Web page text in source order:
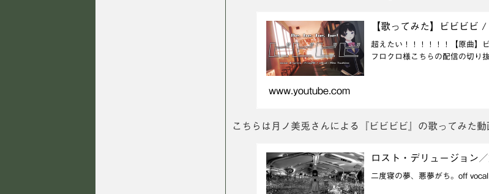
【歌ってみた】ビビビビ
超えたい！！！！！！【原曲】
フロクロ様こちらの配信の切り
www.youtube.com
こちらは月ノ美兎さんによる『ビビビビ』の歌ってみた動
ロスト・デリュージョン
二度寝の夢、悪夢がち。off